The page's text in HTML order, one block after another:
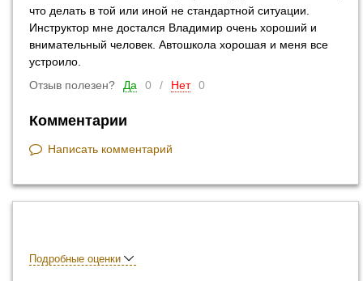
что делать в той или иной не стандартной ситуации.
Инструктор мне достался Владимир очень хороший и
внимательный человек. Автошкола хорошая и меня все
устроило.
Отзыв полезен?
Да 0 / Нет 0
Комментарии
Написать комментарий
Подробные оценки